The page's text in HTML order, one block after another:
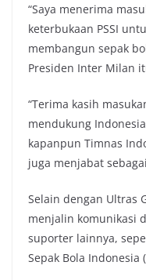
“Saya menerima
keterbukaan PSSI
membangun sepak
Presiden Inter Milan
“Terima kasih
mendukung
kapanpun Timnas
juga menjabat
Selain dengan Ultras
menjalin komunikasi
suporter lainnya,
Sepak Bola Indonesia